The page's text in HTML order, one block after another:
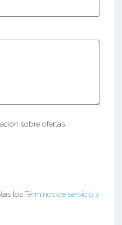
sobre ofertas
los Términos de servicio y